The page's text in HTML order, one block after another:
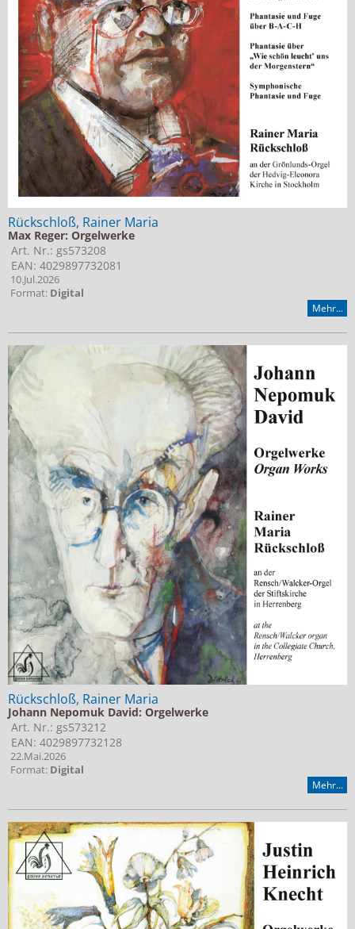
Rückschloß, Rainer Maria
Max Reger: Orgelwerke
Art. Nr.: gs573208
EAN: 4029897732081
10.Jul.2026
Format: Digital
Mehr...
Rückschloß, Rainer Maria
Johann Nepomuk David: Orgelwerke
Art. Nr.: gs573212
EAN: 4029897732128
22.Mai.2026
Format: Digital
Mehr...